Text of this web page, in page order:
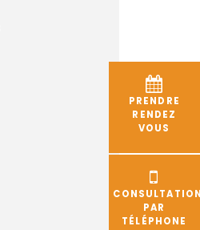
PRENDRE
RENDEZ
VOUS
PAR
TÉLÉPHONE